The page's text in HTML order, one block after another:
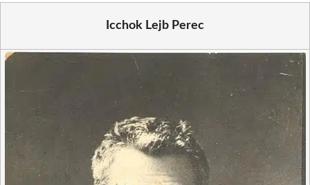
Icchok Lejb Perec